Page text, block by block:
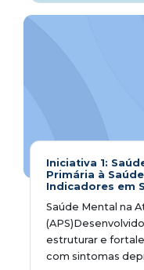
Iniciativa 1:
Primária à
Indicadores em
Saúde Mental na
estruturar e
com sintomas